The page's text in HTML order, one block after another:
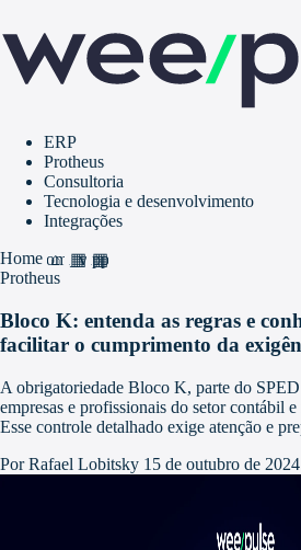
ERP
Protheus
Consultoria
Tecnologia e desenvolvimento
Integrações
Homehome
grid_view
apps
Protheus
Bloco K: entenda as regras e
facilitar o cumprimento da
A obrigatoriedade Bloco K, parte do
empresas e profissionais do setor contábil
Esse controle detalhado exige atenção e
Por Rafael Lobitsky 15 de outubro de 2024